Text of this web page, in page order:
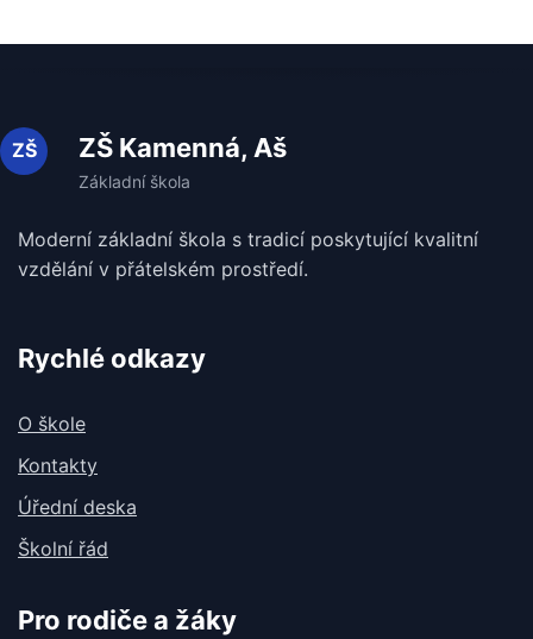
ZŠ Kamenná, Aš
Moderní základní škola s tradicí poskytující kvalitní
vzdělání v přátelském prostředí.
Rychlé odkazy
O škole
Kontakty
Úřední deska
Školní řád
Pro rodiče a žáky